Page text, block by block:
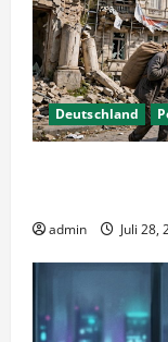
Deutschland
admin Juli 28,